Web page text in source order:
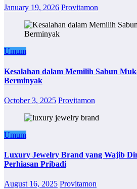
January 19, 2026 Provitamon
Umum
Kesalahan dalam Memilih Sabun
Berminyak
October 3, 2025 Provitamon
Umum
Luxury Jewelry Brand yang Wajib
Perhiasan Pribadi
August 16, 2025 Provitamon